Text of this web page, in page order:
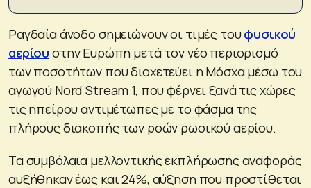
Ραγδαία άνοδο σημειώνουν οι τιμές τουφυσικού
αερίου στην Ευρώπη μετά τον νέο περιορισμό
των ποσοτήτων που διοχετεύει η Μόσχα μέσω του
αγωγού Nord Stream 1, που φέρνει ξανά τις χώρες
τις ηπείρου αντιμέτωπες με το φάσμα της
πλήρους διακοπής των ροών ρωσικού αερίου.
Τα συμβόλαια μελλοντικής εκπλήρωσης αναφοράς
αυξήθηκαν έως και 24%, αύξηση που προστίθεται